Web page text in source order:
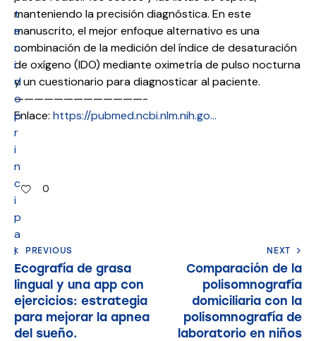
t
e
n
i
d
o
p
r
i
n
c
i
p
a
l
manteniendo la precisión diagnóstica. En este
manuscrito, el mejor enfoque alternativo es una
combinación de la medición del índice de desaturación
de oxígeno (IDO) mediante oximetría de pulso nocturna
y un cuestionario para diagnosticar al paciente.
—————————————-
Enlace: https://pubmed.ncbi.nlm.nih.go…
0
PREVIOUS
Ecografía de grasa
lingual y una app con
ejercicios: estrategia
para mejorar la apnea
del sueño.
NEXT
Comparación de la
polisomnografía
domiciliaria con la
polisomnografía de
laboratorio en niños